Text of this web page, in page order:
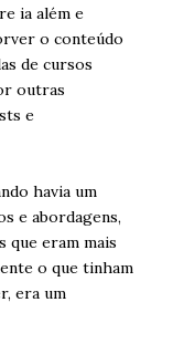
ia além e
o conteúdo
de cursos
outras
e
havia um
e abordagens,
que eram mais
o que tinham
era um